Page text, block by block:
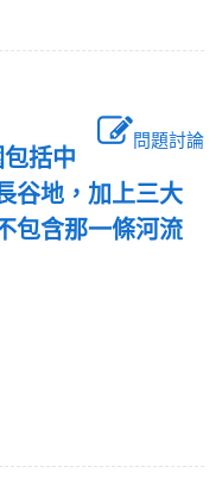
問題討論
括中
谷地，加上三大
包含那一條河流